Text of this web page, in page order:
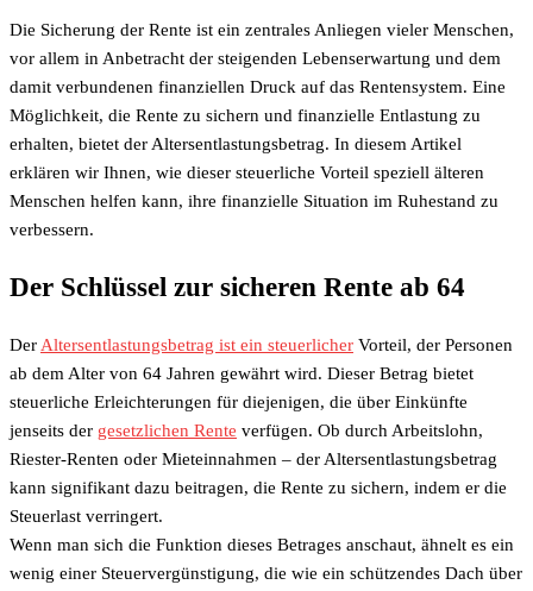
Die Sicherung der Rente ist ein zentrales Anliegen vieler Menschen,
vor allem in Anbetracht der steigenden Lebenserwartung und dem
damit verbundenen finanziellen Druck auf das Rentensystem. Eine
Möglichkeit, die Rente zu sichern und finanzielle Entlastung zu
erhalten, bietet der Altersentlastungsbetrag. In diesem Artikel
erklären wir Ihnen, wie dieser steuerliche Vorteil speziell älteren
Menschen helfen kann, ihre finanzielle Situation im Ruhestand zu
verbessern.
Der Schlüssel zur sicheren Rente ab 64
DerAltersentlastungsbetrag ist ein steuerlicher Vorteil, der Personen
ab dem Alter von 64 Jahren gewährt wird. Dieser Betrag bietet
steuerliche Erleichterungen für diejenigen, die über Einkünfte
jenseits der gesetzlichen Rente verfügen. Ob durch Arbeitslohn,
Riester-Renten oder Mieteinnahmen – der Altersentlastungsbetrag
kann signifikant dazu beitragen, die Rente zu sichern, indem er die
Steuerlast verringert.
Wenn man sich die Funktion dieses Betrages anschaut, ähnelt es ein
wenig einer Steuervergünstigung, die wie ein schützendes Dach über